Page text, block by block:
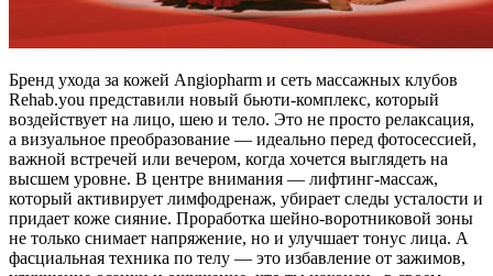
Бренд ухода за кожей Angiopharm и сеть массажных клубов
Rehab.you представили новый бьюти-комплекс, который
воздействует на лицо, шею и тело. Это не просто релаксация,
а визуальное преобразование — идеально перед фотосессией,
важной встречей или вечером, когда хочется выглядеть на
высшем уровне. В центре внимания — лифтинг-массаж,
который активирует лимфодренаж, убирает следы усталости и
придает коже сияние. Проработка шейно-воротниковой зоны
не только снимает напряжение, но и улучшает тонус лица. А
фасциальная техника по телу — это избавление от зажимов,